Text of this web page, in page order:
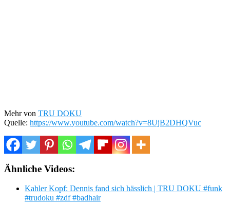
Mehr von TRU DOKU
Quelle: https://www.youtube.com/watch?v=8UjB2DHQVuc
Ähnliche Videos:
Kahler Kopf: Dennis fand sich hässlich | TRU DOKU #funk
#trudoku #zdf #badhair